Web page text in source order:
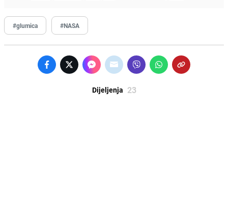
#glumica #NASA
Dijeljenja 23